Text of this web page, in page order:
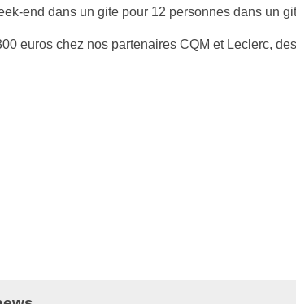
end dans un gite pour 12 personnes dans un
euros chez nos partenaires CQM et Leclerc,